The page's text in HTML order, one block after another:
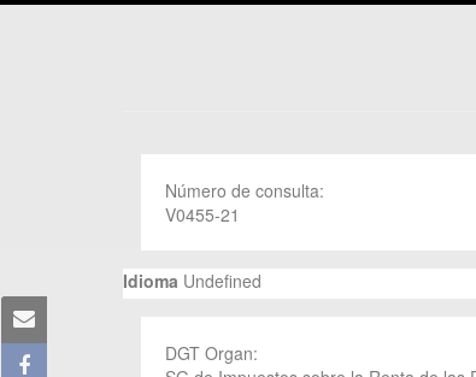
Número de consulta:
V0455-21
Idioma Undefined
DGT Organ: